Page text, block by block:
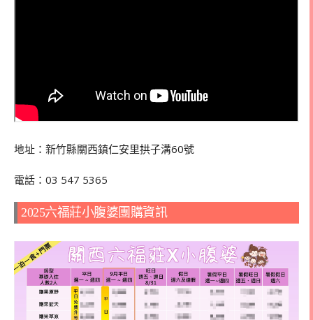
地址：新竹縣關西鎮仁安里拱子溝60號
電話：03 547 5365
2025六福莊小腹婆團購資訊